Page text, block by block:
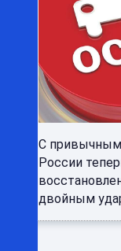
С
России
двойным
Топливный